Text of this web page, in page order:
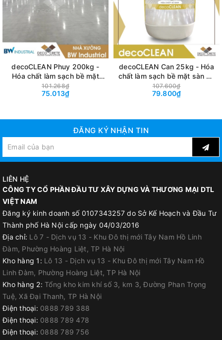
tẩy xi măng H+T01
Đối với loại nước tẩy xi măng H+T01 này bạn có thể sử dụng
trên các loại gạch như:
Gạch hoa, gạch men
Gạch chống trơn
Gạch đất nung,…
Gạch giả gỗ, inax
Gạch tàu
Gạch nhám
Gạch thẻ
Gạch ngói gốm
Gạch trang trí
Gạch hoa cỏ sân vườn...
Các loại đá nhân tạo và tự nhiên, tẩy xi măng trên nhựa, trên
gỗ
decoCLEAN Phuy 200kg -
Hóa chất làm sạch bề mặt
sàn bê tông
101.268₫
75.013₫
decoCLEAN Can 25kg - Hóa
chất làm sạch bề mặt sàn bê
tông
107.600₫
79.800₫
ĐĂNG KÝ NHẬN TIN
LIÊN HỆ
CÔNG TY CỔ PHẦN ĐẦU TƯ XÂY DỰNG VÀ THƯƠNG MẠI DTL
VIỆT NAM
Đăng ký kinh doanh số 0107343257 do Sở Kế Hoạch và Đầu Tư
Thành phố Hà Nội cấp ngày 04/03/2016
Địa chỉ: Lô 7 - Dịch vụ 13 - Khu Đô thị mới Tây Nam Hồ Linh
Đàm, Phường Hoàng Liệt, TP Hà Nội
Kho hàng 1: Lô 13 - Dịch vụ 13 - Khu Đô thị mới Tây Nam Hồ
Linh Đàm, Phường Hoàng Liệt, TP Hà Nội
Kho hàng 2: Tổng kho kim khí số 3, km 3, Đường Phan Trọng
Tuệ, Xã Đại Thanh, TP Hà Nội
Điện thoại: 0888 789 388
Điện thoại: 0888 789 478
Điện thoại: 0888 789 756